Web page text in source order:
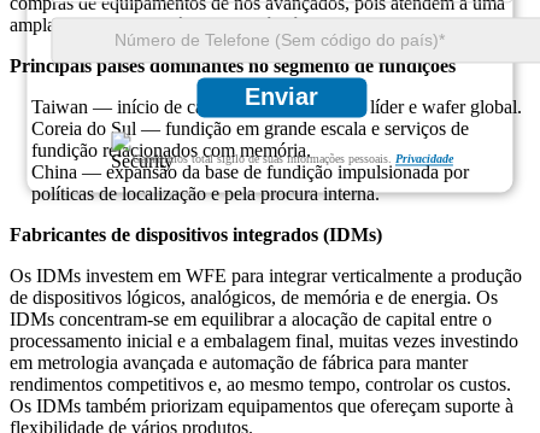
Enviar
Garantimos total sigilo de suas informações pessoais. Privacidade
ampla demanda sem fábrica em nós lógicos e especializados.)
Principais países dominantes no segmento de fundições
Taiwan — início de capacidade de fundição líder e wafer global.
Coreia do Sul — fundição em grande escala e serviços de
fundição relacionados com memória.
China — expansão da base de fundição impulsionada por
políticas de localização e pela procura interna.
Fabricantes de dispositivos integrados (IDMs)
Os IDMs investem em WFE para integrar verticalmente a produção
de dispositivos lógicos, analógicos, de memória e de energia. Os
IDMs concentram-se em equilibrar a alocação de capital entre o
processamento inicial e a embalagem final, muitas vezes investindo
em metrologia avançada e automação de fábrica para manter
rendimentos competitivos e, ao mesmo tempo, controlar os custos.
Os IDMs também priorizam equipamentos que ofereçam suporte à
flexibilidade de vários produtos.